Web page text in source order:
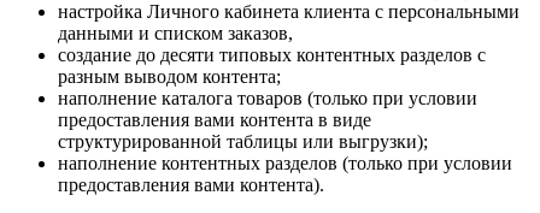
настройка Личного кабинета клиента с персональными
данными и списком заказов,
создание до десяти типовых контентных разделов с
разным выводом контента;
наполнение каталога товаров (только при условии
предоставления вами контента в виде
структурированной таблицы или выгрузки);
наполнение контентных разделов (только при условии
предоставления вами контента).